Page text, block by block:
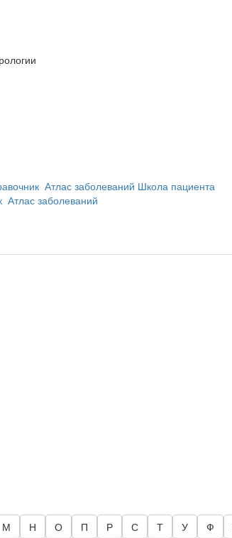
Атлас заболеваний Школа пациента
Атлас заболеваний
М Н О П Р С Т У Ф